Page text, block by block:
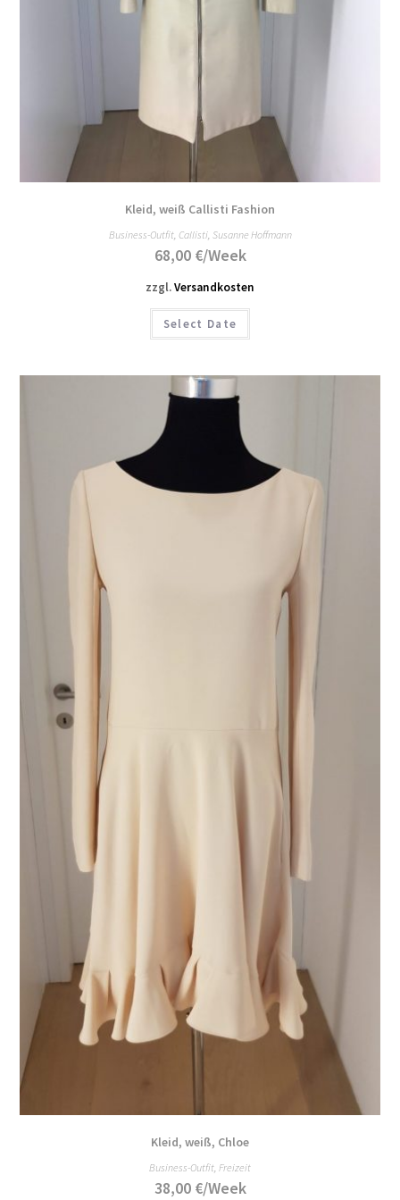
Kleid, weiß Callisti Fashion
Business-Outfit, Callisti, Susanne Hoffmann
68,00 €/Week
zzgl.Versandkosten
Select Date
Kleid, weiß, Chloe
Business-Outfit, Freizeit
38,00 €/Week